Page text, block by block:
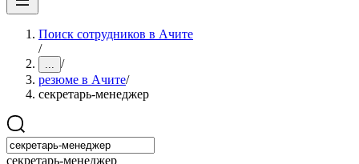
Поиск сотрудников в Ачите
/
... /
резюме в Ачите/
секретарь-менеджер
секретарь-менеджер